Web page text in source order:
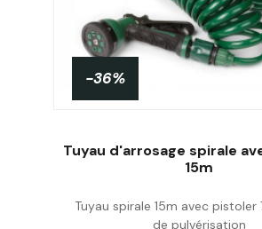
Acheter
-36%
Tuyau d'arrosage spirale
15m
Tuyau spirale 15m avec pistoler
de pulvérisation